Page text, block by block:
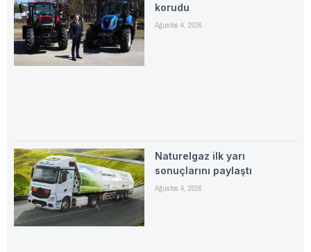
korudu
Ağustos 4, 2026
Naturelgaz ilk yarı
sonuçlarını paylaştı
Ağustos 4, 2026